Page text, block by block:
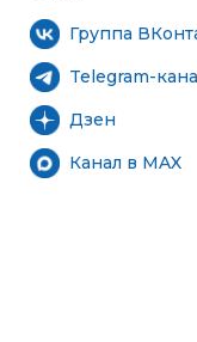
Группа
Telegram-
Дзен
Канал в MAX